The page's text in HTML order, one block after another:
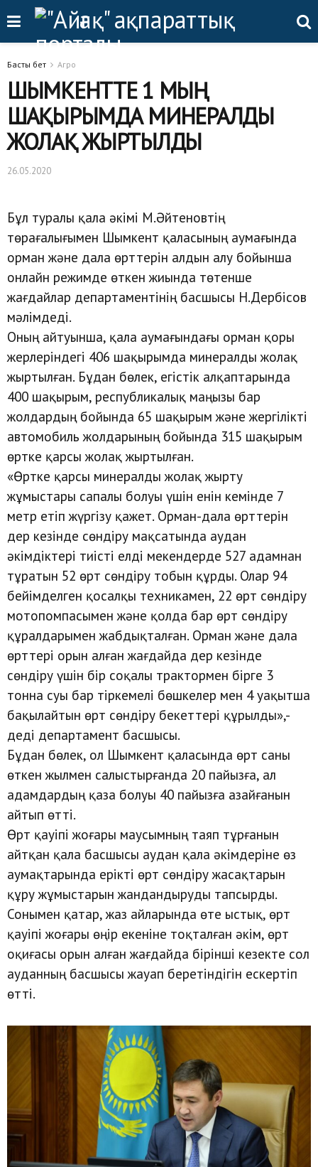
Басты бет Агро
ШЫМКЕНТТЕ 1 МЫҢ
ШАҚЫРЫМДА МИНЕРАЛДЫ
ЖОЛАҚ ЖЫРТЫЛДЫ
26.05.2020
Бұл туралы қала әкімі М.Әйтеновтің
төрағалығымен Шымкент қаласының аумағында
орман және дала өрттерін алдын алу бойынша
онлайн режимде өткен жиында төтенше
жағдайлар департаментінің басшысы Н.Дербісов
мәлімдеді.
Оның айтуынша, қала аумағындағы орман қоры
жерлеріндегі 406 шақырымда минералды жолақ
жыртылған. Бұдан бөлек, егістік алқаптарында
400 шақырым, республикалық маңызы бар
жолдардың бойында 65 шақырым және жергілікті
автомобиль жолдарының бойында 315 шақырым
өртке қарсы жолақ жыртылған.
«Өртке қарсы минералды жолақ жырту
жұмыстары сапалы болуы үшін енін кемінде 7
метр етіп жүргізу қажет. Орман-дала өрттерін
дер кезінде сөндіру мақсатында аудан
әкімдіктері тиісті елді мекендерде 527 адамнан
тұратын 52 өрт сөндіру тобын құрды. Олар 94
бейімделген қосалқы техникамен, 22 өрт сөндіру
мотопомпасымен және қолда бар өрт сөндіру
құралдарымен жабдықталған. Орман және дала
өрттері орын алған жағдайда дер кезінде
сөндіру үшін бір соқалы трактормен бірге 3
тонна суы бар тіркемелі бөшкелер мен 4 уақытша
бақылайтын өрт сөндіру бекеттері құрылды»,-
деді департамент басшысы.
Бұдан бөлек, ол Шымкент қаласында өрт саны
өткен жылмен салыстырғанда 20 пайызға, ал
адамдардың қаза болуы 40 пайызға азайғанын
айтып өтті.
Өрт қауіпі жоғары маусымның таяп тұрғанын
айтқан қала басшысы аудан қала әкімдеріне өз
аумақтарында ерікті өрт сөндіру жасақтарын
құру жұмыстарын жандандыруды тапсырды.
Сонымен қатар, жаз айларында өте ыстық, өрт
қауіпі жоғары өңір екеніне тоқталған әкім, өрт
оқиғасы орын алған жағдайда бірінші кезекте сол
ауданның басшысы жауап беретіндігін ескертіп
өтті.